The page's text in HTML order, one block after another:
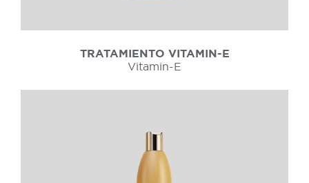
TRATAMIENTO VITAMIN-E
Vitamin-E